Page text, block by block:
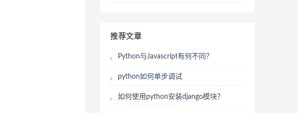
推荐文章
Python与Javascript有何不同？
python如何单步调试
如何使用python安装django模块？